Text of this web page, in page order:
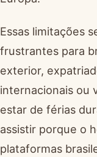
Essas limitações
frustrantes para
exterior,
internacionais ou
estar de férias
assistir porque o
plataformas